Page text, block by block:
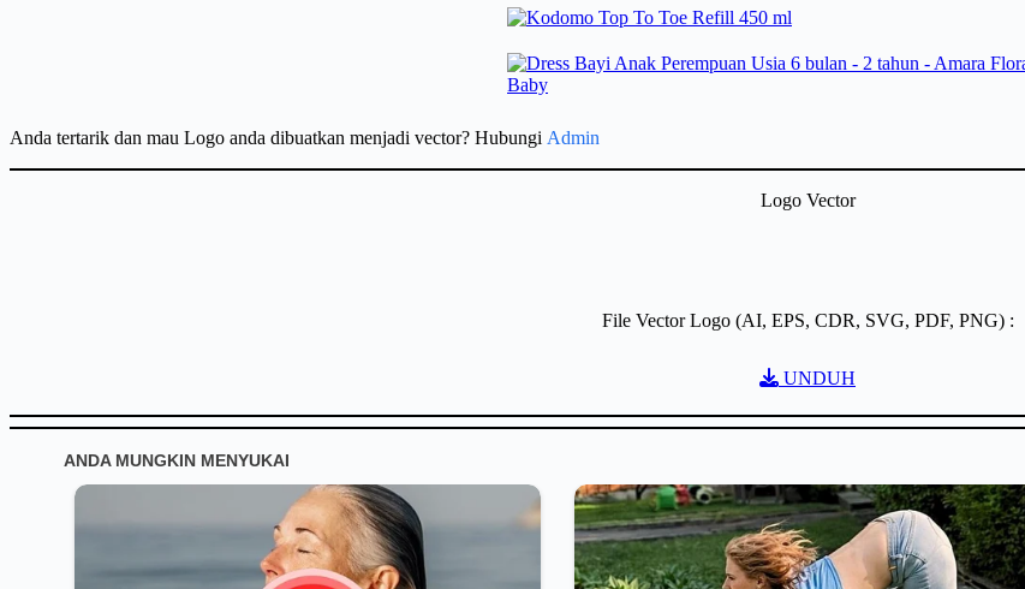
Anda tertarik dan mau Logo anda dibuatkan menjadi vector? Hubungi Admin
Logo Vector
File Vector Logo (AI, EPS, CDR, SVG, PDF, PNG) :
UNDUH